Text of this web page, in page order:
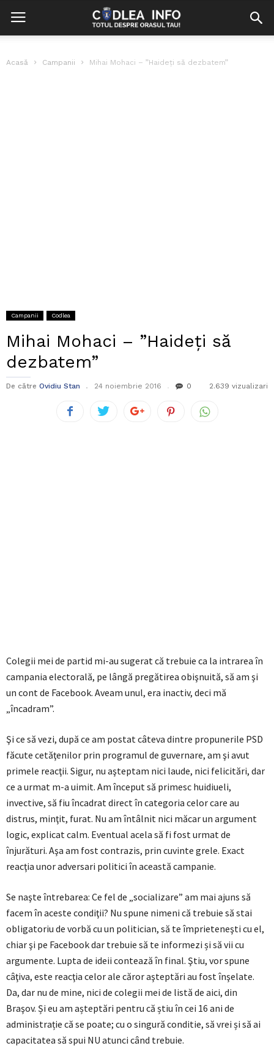
Acasă Campanii Mihai Mohaci – ”Haideți să dezbatem”
Campanii Codlea
Mihai Mohaci – ”Haideți să
dezbatem”
De către Ovidiu Stan 24 noiembrie 2016 0 2.639 vizualizari
Colegii mei de partid mi-au sugerat că trebuie ca la intrarea în
campania electorală, pe lângă pregătirea obişnuită, să am şi
un cont de Facebook. Aveam unul, era inactiv, deci mă
„încadram”.
Şi ce să vezi, după ce am postat câteva dintre propunerile PSD
făcute cetăţenilor prin programul de guvernare, am şi avut
primele reacţii. Sigur, nu aşteptam nici laude, nici felicitări, dar
ce a urmat m-a uimit. Am început să primesc huidiueli,
invective, să fiu încadrat direct în categoria celor care au
distrus, minţit, furat. Nu am întâlnit nici măcar un argument
logic, explicat calm. Eventual acela să fi fost urmat de
înjurături. Aşa am fost contrazis, prin cuvinte grele. Exact
reacţia unor adversari politici în această campanie.
Se naşte întrebarea: Ce fel de „socializare” am mai ajuns să
facem în aceste condiţii? Nu spune nimeni că trebuie să stai
obligatoriu de vorbă cu un politician, să te împrieteneşti cu el,
chiar şi pe Facebook dar trebuie să te informezi și să vii cu
argumente. Lupta de ideii contează în final. Ştiu, vor spune
câţiva, este reacţia celor ale căror aşteptări au fost înşelate.
Da, dar nu de mine, nici de colegii mei de listă de aici, din
Braşov. Și eu am așteptări pentru că știu în cei 16 ani de
administrație că se poate; cu o singură conditie, să vrei și să ai
capacitatea să spui NU atunci când trebuie.